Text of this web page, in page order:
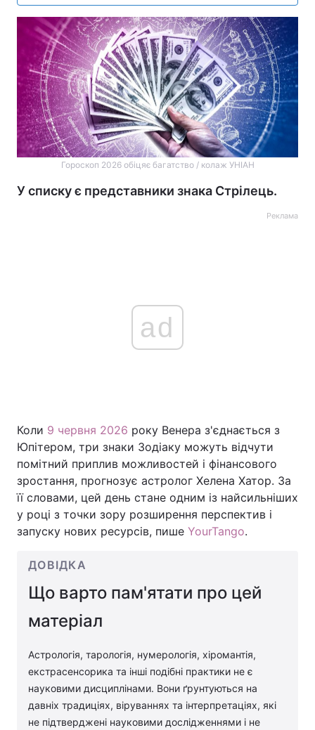
Гороскоп 2026 обіцяє багатство / колаж УНІАН
У списку є представники знака Стрілець.
Реклама
ad
Коли 9 червня 2026 року Венера з'єднається з
Юпітером, три знаки Зодіаку можуть відчути
помітний приплив можливостей і фінансового
зростання, прогнозує астролог Хелена Хатор. За
її словами, цей день стане одним із найсильніших
у році з точки зору розширення перспектив і
запуску нових ресурсів, пише YourTango.
ДОВІДКА
Що варто пам'ятати про цей
матеріал
Астрологія, тарологія, нумерологія, хіромантія,
екстрасенсорика та інші подібні практики не є
науковими дисциплінами. Вони ґрунтуються на
давніх традиціях, віруваннях та інтерпретаціях, які
не підтверджені науковими дослідженнями і не